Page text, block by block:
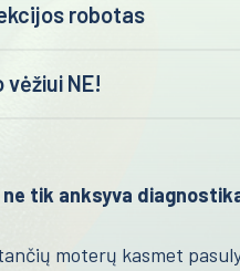
robotas
vėžiui NE!
tik anksyva
moterų kasmet